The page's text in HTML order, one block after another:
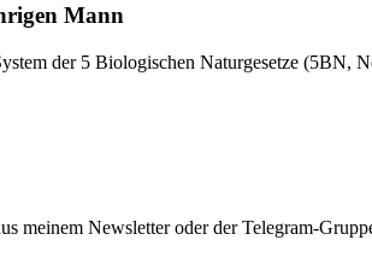
Mann
der 5 Biologischen Naturgesetze
meinem Newsletter oder der Telegram-